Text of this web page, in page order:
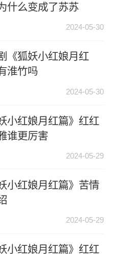
什么变成了苏苏
2024-05-30
《狐妖小红娘月红
淮竹吗
2024-05-30
小红娘月红篇》红红
谁更厉害
2024-05-29
小红娘月红篇》苦情
2024-05-29
小红娘月红篇》红红